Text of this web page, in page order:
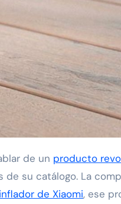
de un producto
de su catálogo. La
inflador de Xiaomi, ese